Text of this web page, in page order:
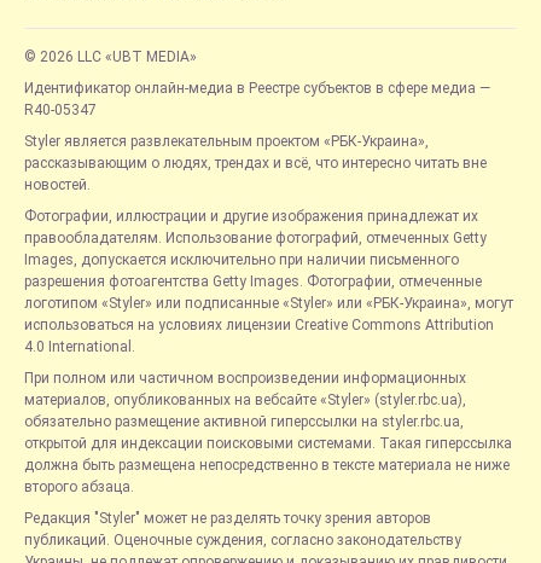
© 2026 LLC «UBT MEDIA»
Идентификатор онлайн-медиа в Реестре субъектов в сфере медиа —
R40-05347
Styler является развлекательным проектом «РБК-Украина»,
рассказывающим о людях, трендах и всё, что интересно читать вне
новостей.
Фотографии, иллюстрации и другие изображения принадлежат их
правообладателям. Использование фотографий, отмеченных Getty
Images, допускается исключительно при наличии письменного
разрешения фотоагентства Getty Images. Фотографии, отмеченные
логотипом «Styler» или подписанные «Styler» или «РБК-Украина», могут
использоваться на условиях лицензии Creative Commons Attribution
4.0 International.
При полном или частичном воспроизведении информационных
материалов, опубликованных на вебсайте «Styler» (styler.rbc.ua),
обязательно размещение активной гиперссылки на styler.rbc.ua,
открытой для индексации поисковыми системами. Такая гиперссылка
должна быть размещена непосредственно в тексте материала не ниже
второго абзаца.
Редакция "Styler" может не разделять точку зрения авторов
публикаций. Оценочные суждения, согласно законодательству